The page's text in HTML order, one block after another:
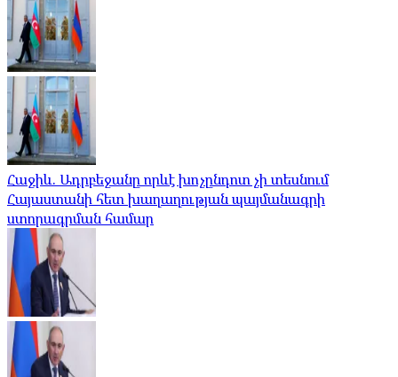
Հաջիև. Ադրբեջանը որևէ խոչընդոտ չի տեսնում
Հայաստանի հետ խաղաղության պայմանագրի
ստորագրման համար